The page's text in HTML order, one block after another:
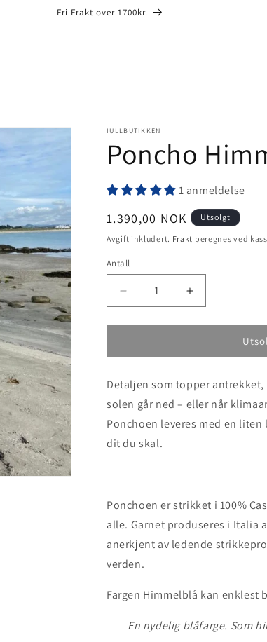
Fri Frakt over 1700kr.
IULLBUTIKKEN
Poncho
1 anmeldelse
Vanlig
pris
1.390,00 NOK Utsolgt
Avgift inkludert. Frakt beregnes ved
Antall
antallet
for
Himmelblå
Øk
antallet
for
Himmelblå
Detaljen som topper
solen går ned – eller når
Ponchoen leveres med en
dit du skal.
Ponchoen er strikket i 100%
alle. Garnet produseres i Italia
anerkjent av ledende
verden.
Fargen Himmelblå kan enklest
En nydelig blåfarge. Som